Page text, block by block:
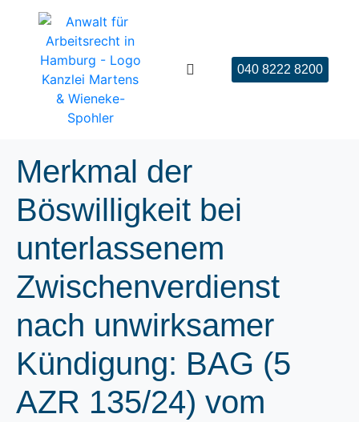
040 8222 8200
Merkmal der
Böswilligkeit bei
unterlassenem
Zwischenverdienst
nach unwirksamer
Kündigung: BAG (5
AZR 135/24) vom